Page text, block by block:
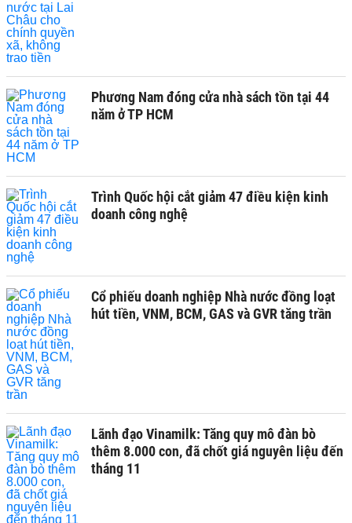
Phương Nam đóng cửa nhà sách tồn tại 44
năm ở TP HCM
Trình Quốc hội cắt giảm 47 điều kiện kinh
doanh công nghệ
Cổ phiếu doanh nghiệp Nhà nước đồng loạt
hút tiền, VNM, BCM, GAS và GVR tăng trần
Lãnh đạo Vinamilk: Tăng quy mô đàn bò
thêm 8.000 con, đã chốt giá nguyên liệu đến
tháng 11